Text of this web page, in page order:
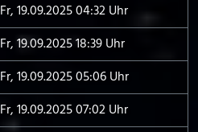
Fr, 19.09.2025 04:32 Uhr
Fr, 19.09.2025 18:39 Uhr
Fr, 19.09.2025 05:06 Uhr
Fr, 19.09.2025 07:02 Uhr